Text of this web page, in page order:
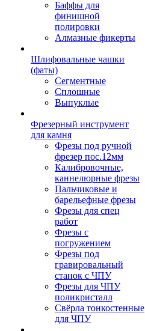
Баффы для
финишной
полировки
Алмазные фикерты
Шлифовальные чашки
(фаты)
Сегментные
Сплошные
Выпуклые
Фрезерный инструмент
для камня
Фрезы под ручной
фрезер пос.12мм
Калибровочные,
каннелюрные фрезы
Пальчиковые и
барельефные фрезы
Фрезы для спец
работ
Фрезы с
погружением
Фрезы под
гравировальный
станок с ЧПУ
Фрезы для ЧПУ
поликристалл
Свёрла тонкостенные
для ЧПУ